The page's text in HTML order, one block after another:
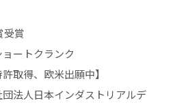
受賞
ートクランク
取得、欧米出願中】
法人日本インダストリアルデ